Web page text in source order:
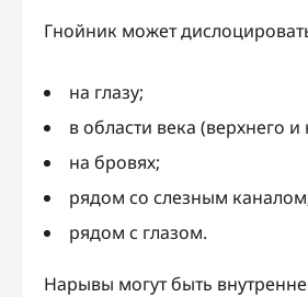
Гнойник может
на глазу;
в области века (верхнего
на бровях;
рядом со слезным
рядом с глазом.
Нарывы могут быть